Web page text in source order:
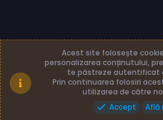
Română (RO)
Termeni și reguli
Politică de confidențialitate
Ajutor
Acest site folosește
personalizarea conținutului,
te păstreze autentificat
Prin continuarea folosiri
utilizarea de către
Accept
Află